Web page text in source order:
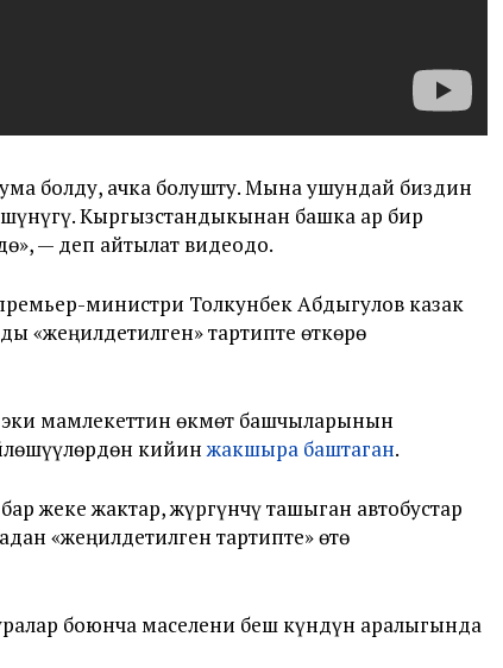
болду, ачка болушту. Мына ушундай биздин
Кыргызстандыкынан башка ар бир
— деп айтылат видеодо.
министри Толкунбек Абдыгулов казак
«жеңилдетилген» тартипте өткөрө
мамлекеттин өкмөт башчыларынын
кийин жакшыра баштаган.
жеке жактар, жүргүнчү ташыган автобустар
«жеңилдетилген тартипте» өтө
боюнча маселени беш күндүн аралыгында